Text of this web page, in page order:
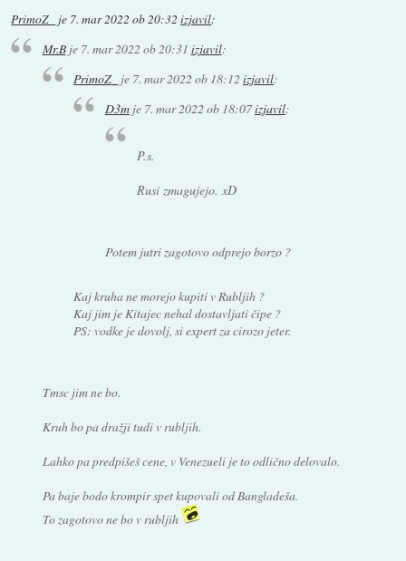
PrimoZ_ je 7. mar 2022 ob 20:32 izjavil:
Mr.Bje 7. mar 2022 ob 20:31 izjavil:
PrimoZ_ je 7. mar 2022 ob 18:12izjavil:
D3mje 7. mar 2022 ob 18:07izjavil:
P.s.
Rusi zmagujejo. xD
Potem jutri zagotovo odprejo borzo ?
Kaj kruha ne morejo kupiti v Rubljih ?
Kaj jim je Kitajec nehal dostavljati čipe ?
PS: vodke je dovolj, si expert za cirozo jeter.
Tmsc jim ne bo.
Kruh bo pa dražji tudi v rubljih.
Lahko pa predpišeš cene, v Venezueli je to odlično delovalo.
Pa baje bodo krompir spet kupovali od Bangladeša.
To zagotovo ne bo v rubljih